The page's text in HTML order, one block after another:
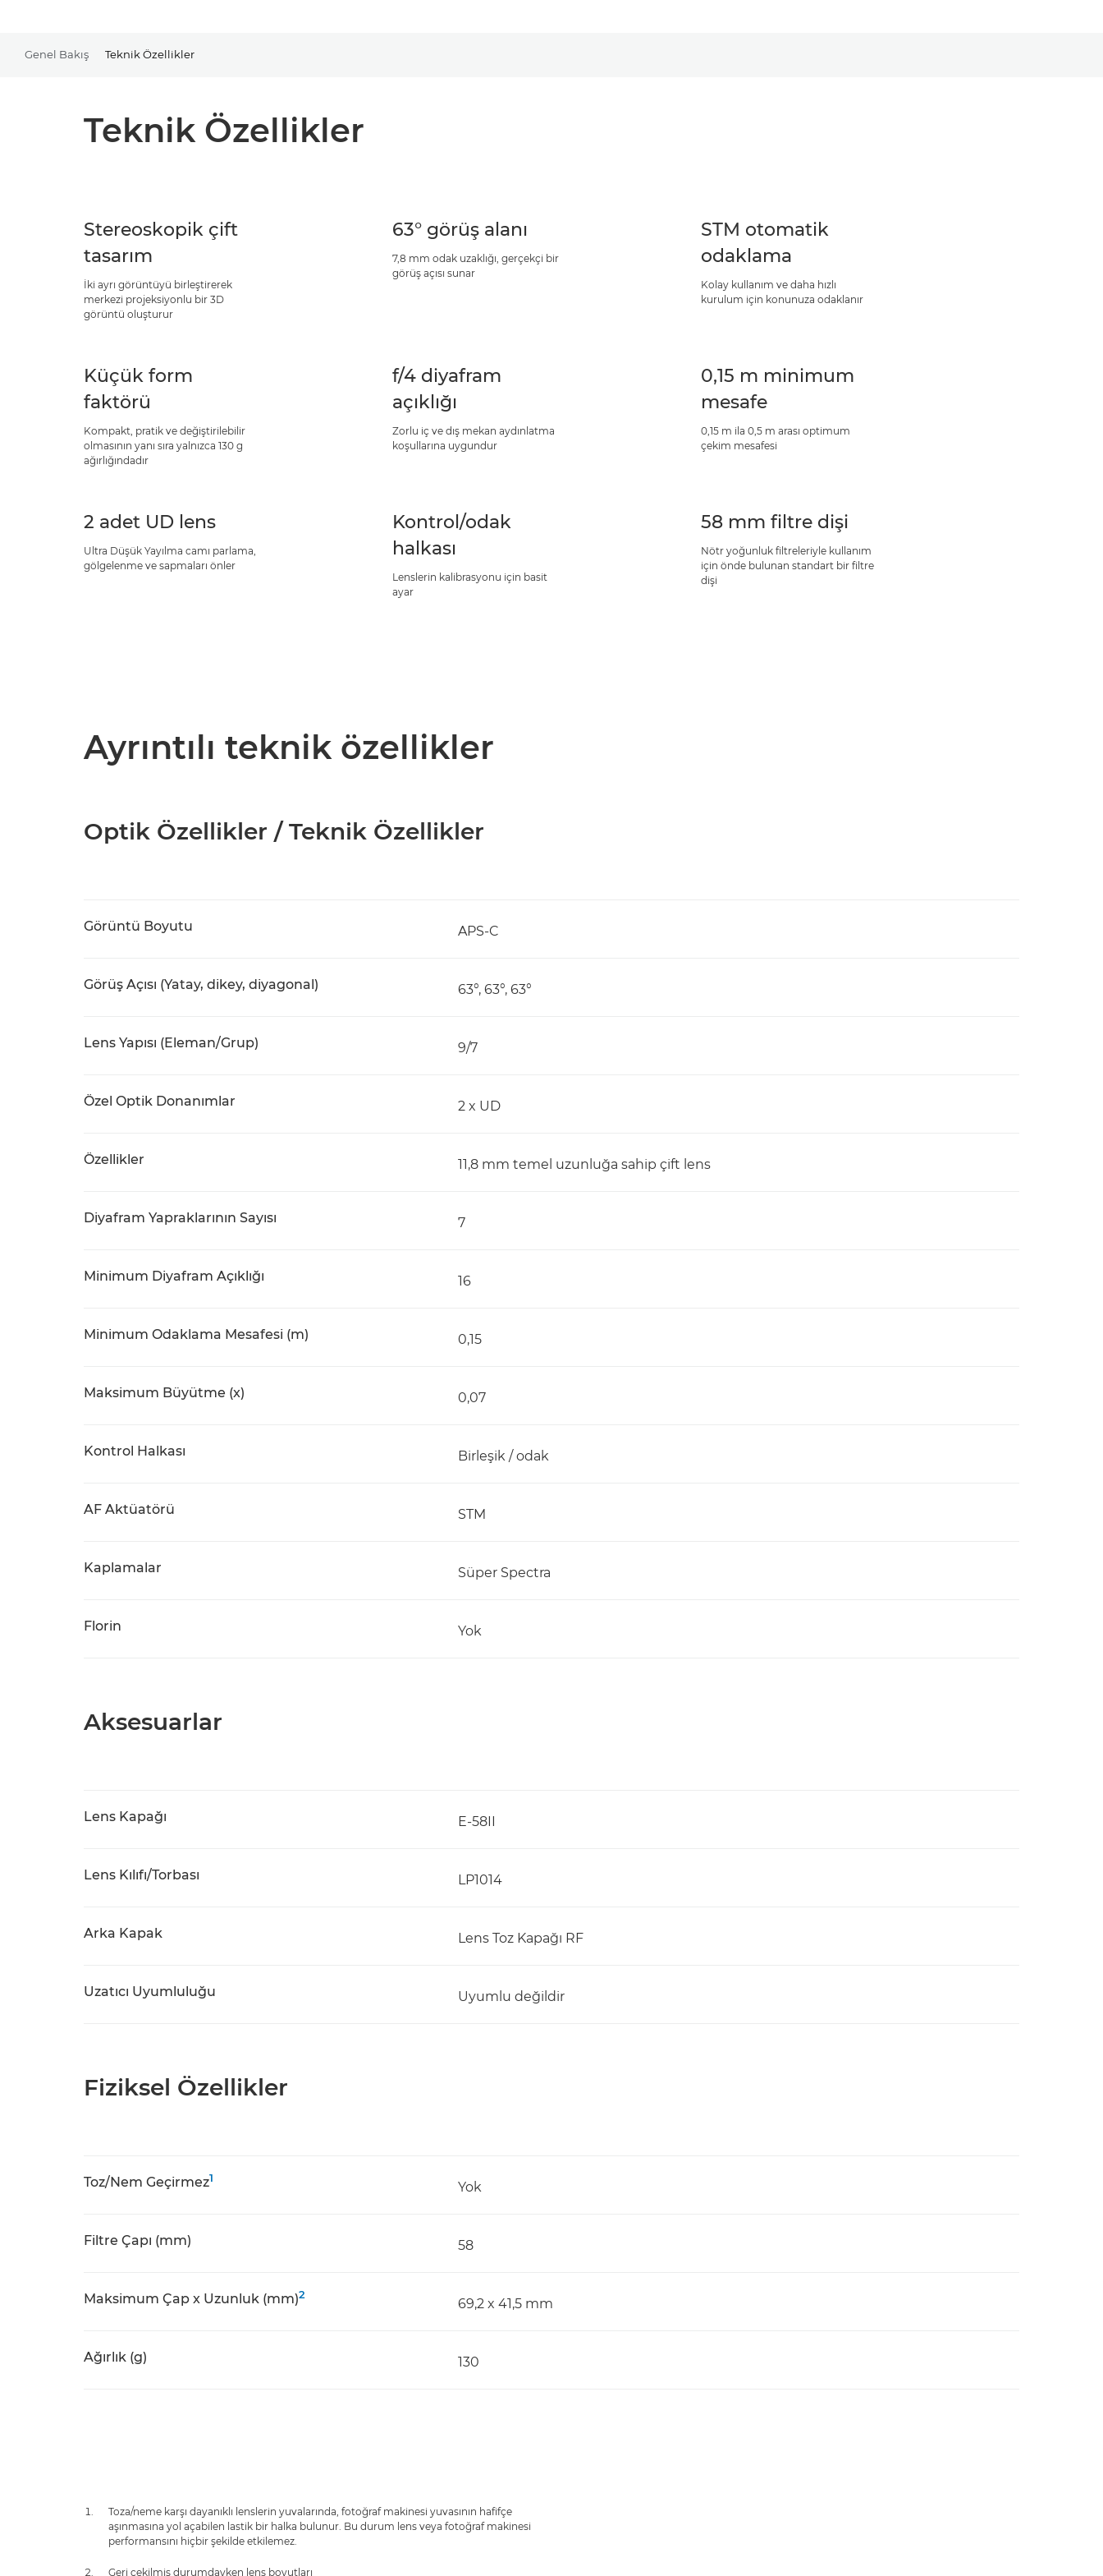
Genel Bakış Teknik Özellikler
Teknik Özellikler
Stereoskopik çift
tasarım
İki ayrı görüntüyü birleştirerek
merkezi projeksiyonlu bir 3D
görüntü oluşturur
63° görüş alanı
7,8 mm odak uzaklığı, gerçekçi bir
görüş açısı sunar
STM otomatik
odaklama
Kolay kullanım ve daha hızlı
kurulum için konunuza odaklanır
Küçük form
faktörü
Kompakt, pratik ve değiştirilebilir
olmasının yanı sıra yalnızca 130 g
ağırlığındadır
f/4 diyafram
açıklığı
Zorlu iç ve dış mekan aydınlatma
koşullarına uygundur
0,15 m minimum
mesafe
0,15 m ila 0,5 m arası optimum
çekim mesafesi
2 adet UD lens
Ultra Düşük Yayılma camı parlama,
gölgelenme ve sapmaları önler
Kontrol/odak
halkası
Lenslerin kalibrasyonu için basit
ayar
58 mm filtre dişi
Nötr yoğunluk filtreleriyle kullanım
için önde bulunan standart bir filtre
dişi
Ayrıntılı teknik özellikler
Optik Özellikler / Teknik Özellikler
Görüntü Boyutu APS-C
Görüş Açısı (Yatay, dikey, diyagonal) 63°, 63°, 63°
Lens Yapısı (Eleman/Grup) 9/7
Özel Optik Donanımlar 2 x UD
Özellikler 11,8 mm temel uzunluğa sahip çift lens
Diyafram Yapraklarının Sayısı 7
Minimum Diyafram Açıklığı 16
Minimum Odaklama Mesafesi (m) 0,15
Maksimum Büyütme (x) 0,07
Kontrol Halkası Birleşik / odak
AF Aktüatörü STM
Kaplamalar Süper Spectra
Florin Yok
Aksesuarlar
Lens Kapağı E-58II
Lens Kılıfı/Torbası LP1014
Arka Kapak Lens Toz Kapağı RF
Uzatıcı Uyumluluğu Uyumlu değildir
Fiziksel Özellikler
Toz/Nem Geçirmez1
Yok
Filtre Çapı (mm) 58
Maksimum Çap x Uzunluk (mm)2
69,2 x 41,5 mm
Ağırlık (g) 130
Toza/neme karşı dayanıklı lenslerin yuvalarında, fotoğraf makinesi yuvasının hafifçe
aşınmasına yol açabilen lastik bir halka bulunur. Bu durum lens veya fotoğraf makinesi
performansını hiçbir şekilde etkilemez.
Geri çekilmiş durumdayken lens boyutları